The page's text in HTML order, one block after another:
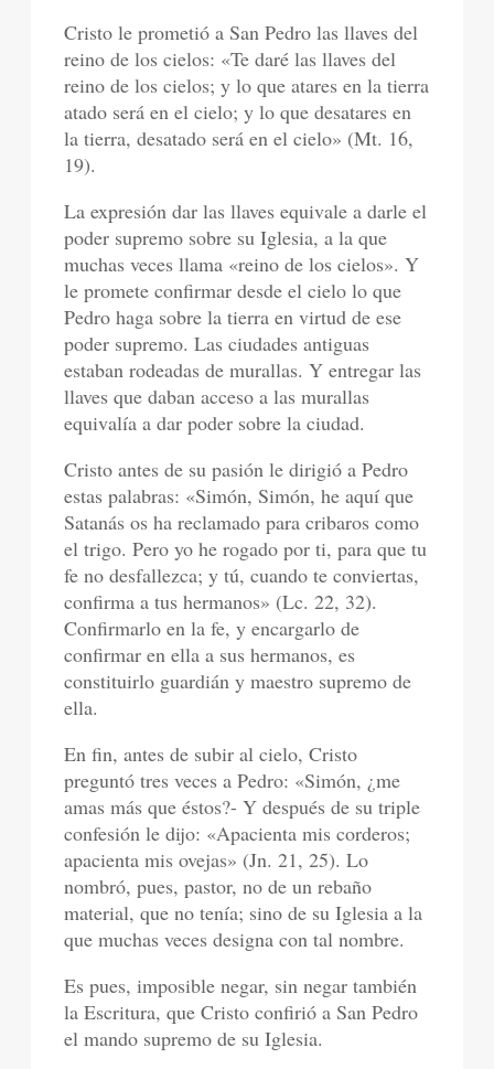
Cristo le prometió a San Pedro las llaves del
reino de los cielos: «Te daré las llaves del
reino de los cielos; y lo que atares en la tierra
atado será en el cielo; y lo que desatares en
la tierra, desatado será en el cielo» (Mt. 16,
19).
La expresión dar las llaves equivale a darle el
poder supremo sobre su Iglesia, a la que
muchas veces llama «reino de los cielos». Y
le promete confirmar desde el cielo lo que
Pedro haga sobre la tierra en virtud de ese
poder supremo. Las ciudades antiguas
estaban rodeadas de murallas. Y entregar las
llaves que daban acceso a las murallas
equivalía a dar poder sobre la ciudad.
Cristo antes de su pasión le dirigió a Pedro
estas palabras: «Simón, Simón, he aquí que
Satanás os ha reclamado para cribaros como
el trigo. Pero yo he rogado por ti, para que tu
fe no desfallezca; y tú, cuando te conviertas,
confirma a tus hermanos» (Lc. 22, 32).
Confirmarlo en la fe, y encargarlo de
confirmar en ella a sus hermanos, es
constituirlo guardián y maestro supremo de
ella.
En fin, antes de subir al cielo, Cristo
preguntó tres veces a Pedro: «Simón, ¿me
amas más que éstos?- Y después de su triple
confesión le dijo: «Apacienta mis corderos;
apacienta mis ovejas» (Jn. 21, 25). Lo
nombró, pues, pastor, no de un rebaño
material, que no tenía; sino de su Iglesia a la
que muchas veces designa con tal nombre.
Es pues, imposible negar, sin negar también
la Escritura, que Cristo confirió a San Pedro
el mando supremo de su Iglesia.